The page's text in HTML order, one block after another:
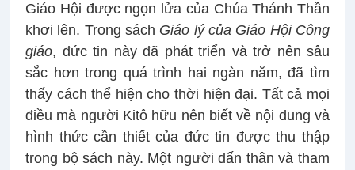
Giáo Hội được ngọn lửa của Chúa Thánh Thần
khơi lên. Trong sách Giáo lý của Giáo Hội Công
giáo, đức tin này đã phát triển và trở nên sâu
sắc hơn trong quá trình hai ngàn năm, đã tìm
thấy cách thể hiện cho thời hiện đại. Tất cả mọi
điều mà người Kitô hữu nên biết về nội dung và
hình thức cần thiết của đức tin được thu thập
trong bộ sách này. Một người dấn thân và tham